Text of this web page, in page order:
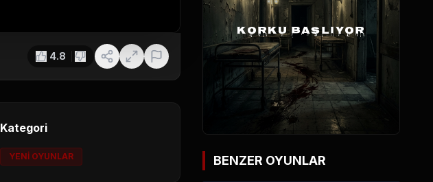
4.8
Kategori
YENİ OYUNLAR
KORKU BAŞLIYOR
BENZER OYUNLAR